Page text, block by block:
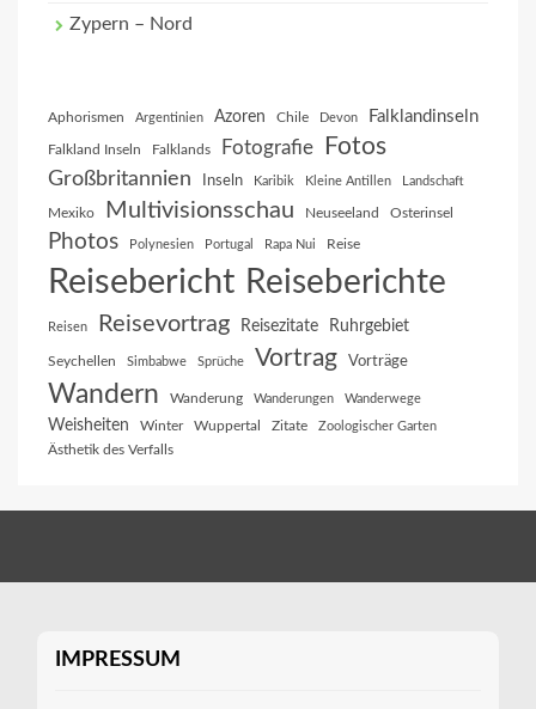
Zypern – Nord
Aphorismen Argentinien Azoren Chile Devon Falklandinseln
Falkland Inseln Falklands Fotografie Fotos
Großbritannien Inseln Karibik Kleine Antillen Landschaft
Mexiko Multivisionsschau Neuseeland Osterinsel
Photos Polynesien Portugal Rapa Nui Reise
Reisebericht Reiseberichte
Reisen Reisevortrag Reisezitate Ruhrgebiet
Seychellen Simbabwe Sprüche Vortrag Vorträge
Wandern Wanderung Wanderungen Wanderwege
Weisheiten Winter Wuppertal Zitate Zoologischer Garten
Ästhetik des Verfalls
IMPRESSUM